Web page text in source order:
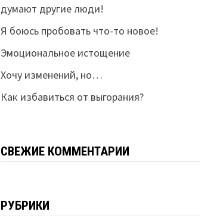
думают другие люди!
Я боюсь пробовать что-то новое!
Эмоциональное истощение
Хочу изменений, но…
Как избавиться от выгорания?
СВЕЖИЕ КОММЕНТАРИИ
РУБРИКИ